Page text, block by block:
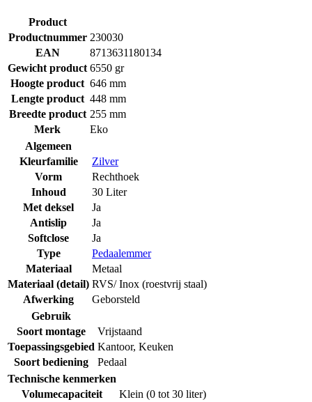
Product
Productnummer 230030
EAN
8713631180134
Gewicht product 6550 gr
Hoogte product 646 mm
Lengte product 448 mm
Breedte product 255 mm
Merk
Eko
Algemeen
Kleurfamilie
Zilver
Vorm
Rechthoek
Inhoud
30 Liter
Met deksel
Ja
Antislip
Ja
Softclose
Ja
Type
Pedaalemmer
Materiaal
Metaal
Materiaal (detail) RVS/ Inox (roestvrij staal)
Afwerking
Geborsteld
Gebruik
Soort montage
Vrijstaand
Toepassingsgebied Kantoor, Keuken
Soort bediening
Pedaal
Technische kenmerken
Volumecapaciteit
Klein (0 tot 30 liter)